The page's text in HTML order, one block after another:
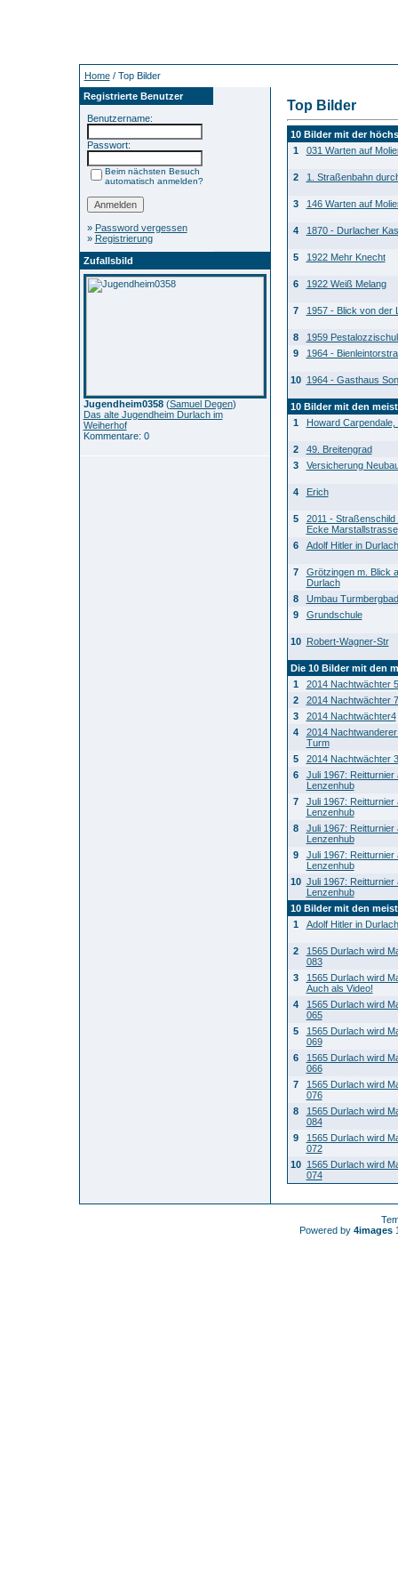
Home/ Top Bilder
Registrierte Benutzer
Benutzername:
Passwort:
Beim nächsten Besuch
automatisch anmelden?
» Password vergessen
» Registrierung
Zufallsbild
Jugendheim0358(Samuel Degen)
Das alte Jugendheim Durlach im
Weiherhof
Kommentare: 0
Top Bilder
10 Bilder mit der
1
031 Warten auf
2 1. Straßenbahn
3 146 Warten auf
4 1870 - Durlacher
5 1922 Mehr Knecht
6 1922 Weiß Melang
7 1957 - Blick von der
8
1959
9
1964 -
10 1964 - Gasthaus
10 Bilder mit den
1
Howard Carpendale,
2
49. Breitengrad
3
Versicherung
4 Erich
5
2011 -
Ecke Marstallstrasse
6
Adolf Hitler in
7
Grötzingen m. Blick
Durlach
8
Umbau Turmbergbad
9
Grundschule
10 Robert-Wagner-Str
Die 10 Bilder mit den
1
2014 Nachtwächter
2
2014 Nachtwächter 7
3
2014 Nachtwächter4
4
2014
Turm
5
2014 Nachtwächter
6
Juli 1967: Reitturnier
Lenzenhub
7
Juli 1967: Reitturnier
Lenzenhub
8
Juli 1967: Reitturnier
Lenzenhub
9
Juli 1967: Reitturnier
Lenzenhub
10 Juli 1967: Reitturnier
Lenzenhub
10 Bilder mit den
1
Adolf Hitler in
2
1565 Durlach wird
083
3
1565 Durlach wird
Auch als Video!
4
1565 Durlach wird
065
5
1565 Durlach wird
069
6
1565 Durlach wird
066
7
1565 Durlach wird
076
8
1565 Durlach wird
084
9
1565 Durlach wird
072
10
1565 Durlach wird
074
Powered by 4images